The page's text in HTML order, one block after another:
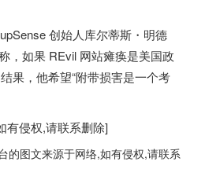
创始人库尔蒂斯・明德
，如果 REvil 网站瘫痪是美国政
果，他希望“附带损害是一个考
有侵权,请联系删除]
的图文来源于网络,如有侵权,请联系